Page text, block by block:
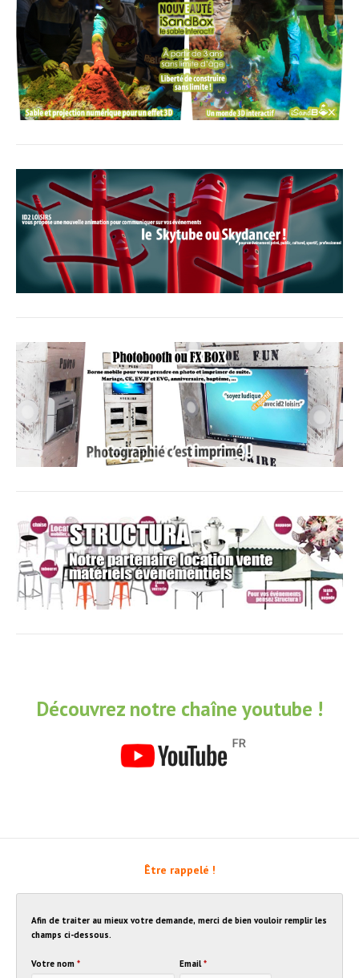
Découvrez notre chaîne youtube !
Être rappelé !
Afin de traiter au mieux votre demande, merci de bien vouloir remplir les
champs ci-dessous.
Votre nom * Email*